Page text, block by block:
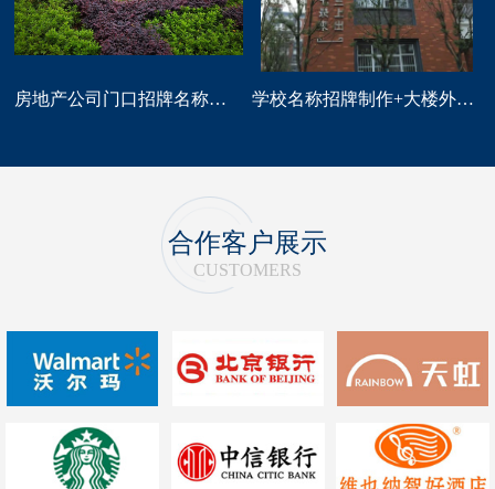
房地产公司门口招牌名称广告字制作 学校名称招牌制作+大楼外墙字制作
合作客户展示
CUSTOMERS